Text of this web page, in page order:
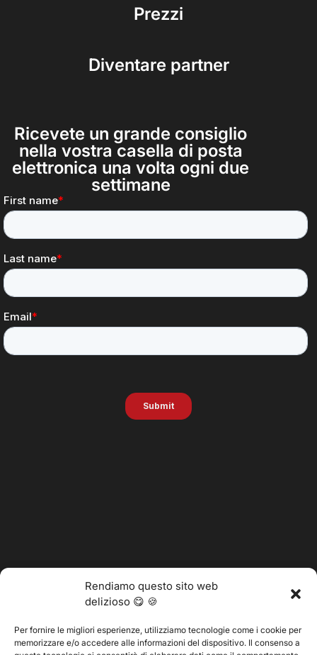
Rendiamo questo sito web
delizioso 😋 🍪
Per fornire le migliori esperienze, utilizziamo tecnologie come i cookie per
memorizzare e/o accedere alle informazioni del dispositivo. Il consenso a
Prezzi
Diventare partner
Ricevete un grande consiglio
nella vostra casella di posta
elettronica una volta ogni due
settimane